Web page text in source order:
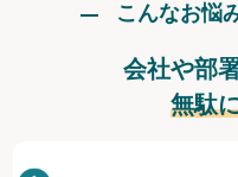
こんなお悩
会社や部
無駄